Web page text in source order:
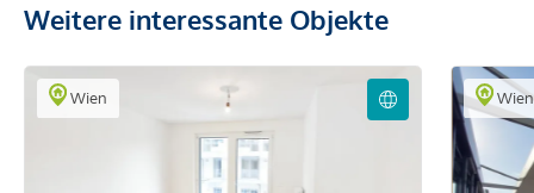
Weitere interessante Objekte
Wien Wien